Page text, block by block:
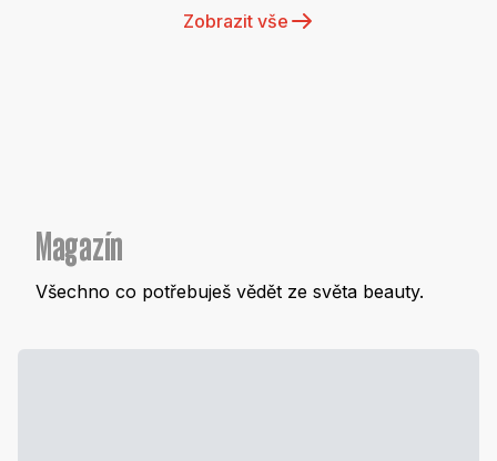
Zobrazit vše
Magazín
Všechno co potřebuješ vědět ze světa beauty.